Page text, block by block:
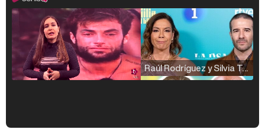
Raúl Rodríguez y Silvia Taulés nos cuentan su papel en 'La familia de la tele'